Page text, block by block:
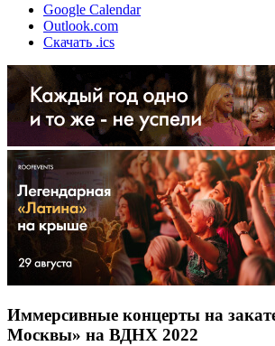
Google Calendar
Outlook.com
Скачать .ics
Иммерсивные концерты на
Москвы» на ВДНХ 2022